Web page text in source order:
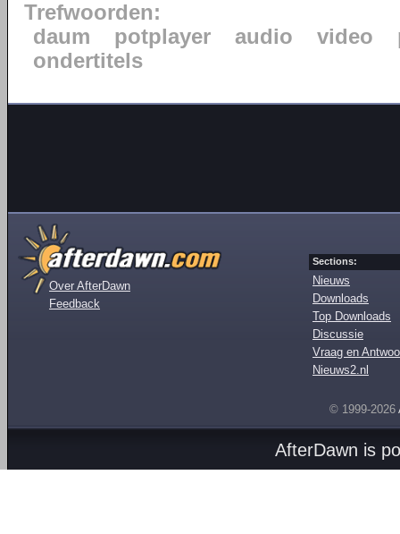
Trefwoorden:
daum
potplayer audio video
ondertitels
Over AfterDawn
Feedback
Sections:
Nieuws
Downloads
Top Downloads
Discussie
Vraag en
Nieuws2.nl
© 1999-2026
AfterDawn is